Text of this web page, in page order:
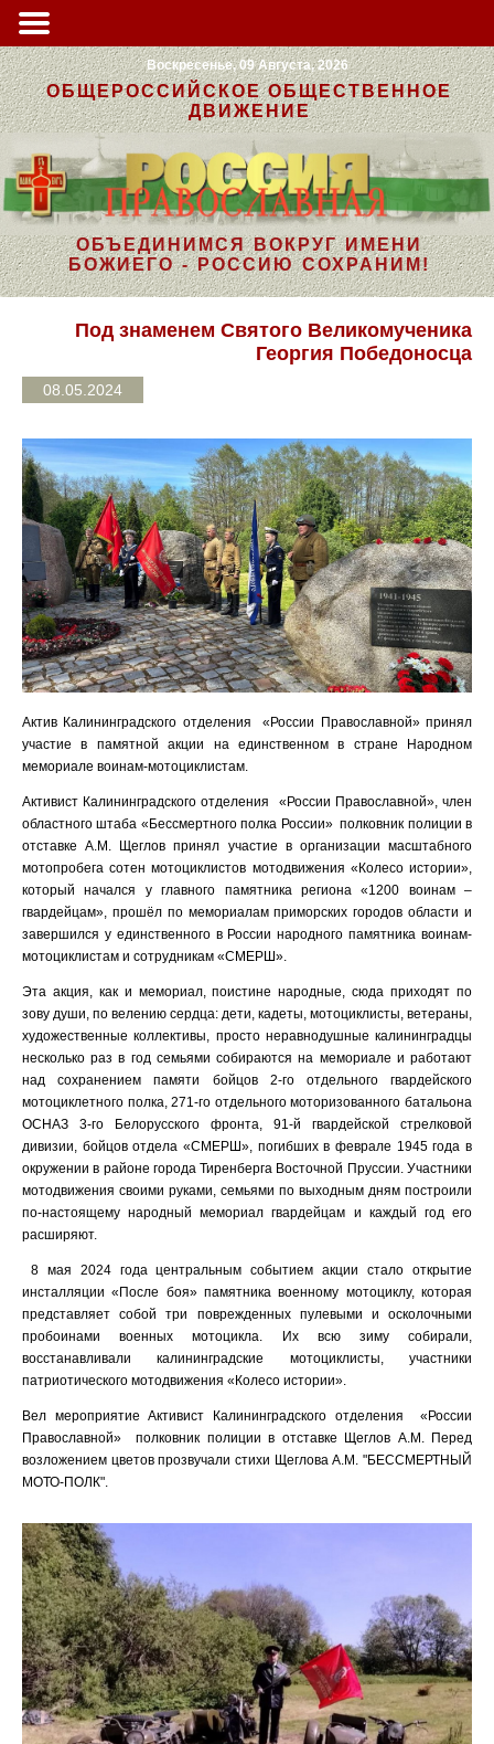
Воскресенье, 09 Августа, 2026
ОБЩЕРОССИЙСКОЕ ОБЩЕСТВЕННОЕ
ДВИЖЕНИЕ
ОБЪЕДИНИМСЯ ВОКРУГ ИМЕНИ
БОЖИЕГО - РОССИЮ СОХРАНИМ!
Под знаменем Святого Великомученика
Георгия Победоносца
08.05.2024
Актив Калининградского отделения «России Православной» принял
участие в памятной акции на единственном в стране Народном
мемориале воинам-мотоциклистам.
Активист Калининградского отделения «России Православной», член
областного штаба «Бессмертного полка России» полковник полиции в
отставке А.М. Щеглов принял участие в организации масштабного
мотопробега сотен мотоциклистов мотодвижения «Колесо истории»,
который начался у главного памятника региона «1200 воинам –
гвардейцам», прошёл по мемориалам приморских городов области и
завершился у единственного в России народного памятника воинам-
мотоциклистам и сотрудникам «СМЕРШ».
Эта акция, как и мемориал, поистине народные, сюда приходят по
зову души, по велению сердца: дети, кадеты, мотоциклисты, ветераны,
художественные коллективы, просто неравнодушные калининградцы
несколько раз в год семьями собираются на мемориале и работают
над сохранением памяти бойцов 2-го отдельного гвардейского
мотоциклетного полка, 271-го отдельного моторизованного батальона
ОСНАЗ 3-го Белорусского фронта, 91-й гвардейской стрелковой
дивизии, бойцов отдела «СМЕРШ», погибших в феврале 1945 года в
окружении в районе города Тиренберга Восточной Пруссии. Участники
мотодвижения своими руками, семьями по выходным дням построили
по-настоящему народный мемориал гвардейцам и каждый год его
расширяют.
8 мая 2024 года центральным событием акции стало открытие
инсталляции «После боя» памятника военному мотоциклу, которая
представляет собой три поврежденных пулевыми и осколочными
пробоинами военных мотоцикла. Их всю зиму собирали,
восстанавливали калининградские мотоциклисты, участники
патриотического мотодвижения «Колесо истории».
Вел мероприятие Активист Калининградского отделения «России
Православной» полковник полиции в отставке Щеглов А.М. Перед
возложением цветов прозвучали стихи Щеглова А.М. "БЕССМЕРТНЫЙ
МОТО-ПОЛК".